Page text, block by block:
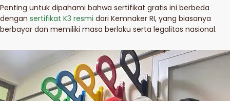
Penting untuk dipahami bahwa sertifikat gratis ini berbeda
dengan sertifikat K3 resmi dari Kemnaker RI, yang biasanya
berbayar dan memiliki masa berlaku serta legalitas nasional.